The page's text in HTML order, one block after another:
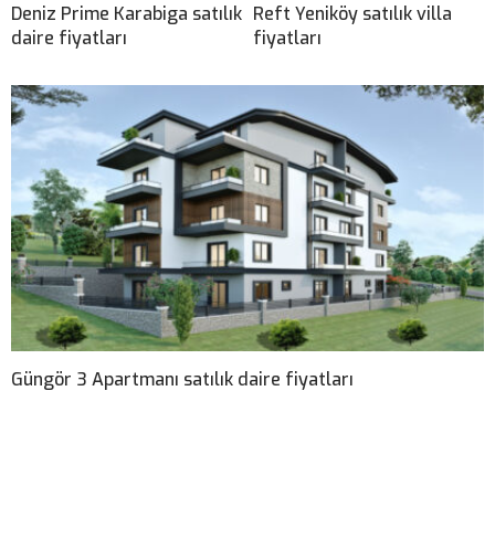
Deniz Prime Karabiga satılık
daire fiyatları
Reft Yeniköy satılık villa
fiyatları
Güngör 3 Apartmanı satılık daire fiyatları